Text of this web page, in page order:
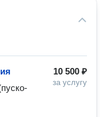
10 500 ₽
за услугу